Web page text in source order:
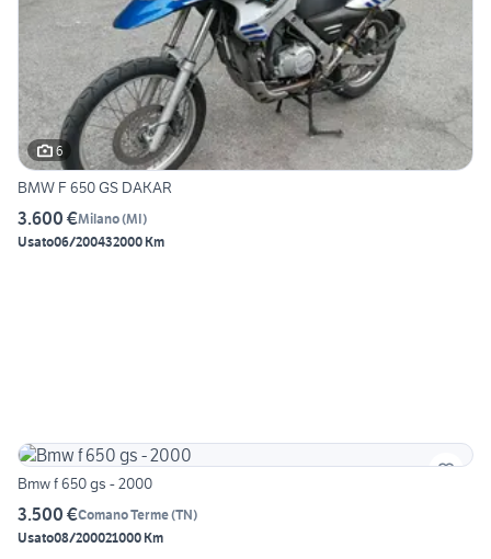
6
BMW F 650 GS DAKAR
3.600 €Milano(MI)
Usato06/200432000 Km
Bmw f 650 gs - 2000
3.500 €Comano Terme(TN)
Usato08/200021000 Km